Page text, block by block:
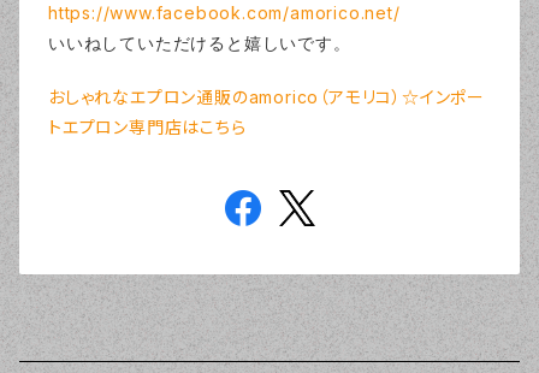
https://www.facebook.com/amorico.net/
いいねしていただけると嬉しいです。
おしゃれなエプロン通販のamorico（アモリコ）☆インポー
トエプロン専門店はこちら